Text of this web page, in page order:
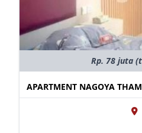
Rp. 78 juta
APARTMENT NAGOYA